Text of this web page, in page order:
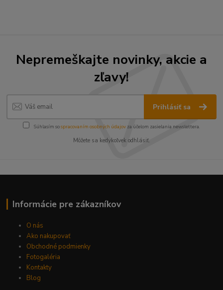
Nepremeškajte novinky, akcie a
zľavy!
Prihlásiť sa
Súhlasím sospracovaním osobných údajov za účelom zasielania newslettera.
Môžete sa kedykoľvek odhlásiť.
Informácie pre zákazníkov
O nás
Ako nakupovať
Obchodné podmienky
Fotogaléria
Kontakty
Blog